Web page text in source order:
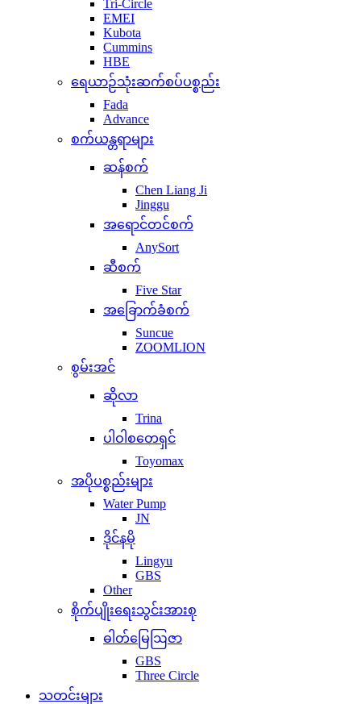
Tri-Circle
EMEI
Kubota
Cummins
HBE
ရေယာဉ်သုံးဆက်စပ်ပစ္စည်း
Fada
Advance
စက်ယန္တရာများ
ဆန်စက်
Chen Liang Ji
Jinggu
အရောင်တင်စက်
AnySort
ဆီစက်
Five Star
အခြောက်ခံစက်
Suncue
ZOOMLION
စွမ်းအင်
ဆိုလာ
Trina
ပါဝါစတေရှင်
Toyomax
အပိုပစ္စည်းများ
Water Pump
JN
ဒိုင်နမို
Lingyu
GBS
Other
စိုက်ပျိုးရေးသွင်းအားစု
ဓါတ်မြေဩဇာ
GBS
Three Circle
သတင်းများ